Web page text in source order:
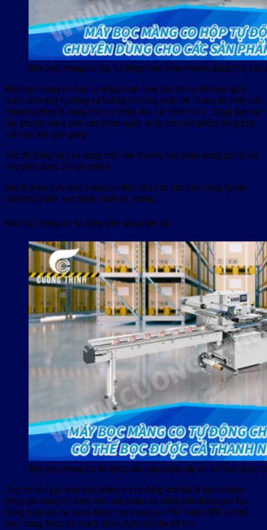
Máy bọc màng co hộp tự động hoàn toàn chuyên dùng cho các
Máy bọc màng co hộp tự động hoàn toàn cần có sự kết hợp giữa
máy cắt màng tự động và buồng co công suất lớn. Trong đó, máy cắt
màng tự động là dạng máy có phần dao cắt hình chữ L. Dòng dao cắt
này chuyên dùng cho sản phẩm ngắn, ví dụ như sản phẩm dạng hộp,
cần bọc kín, gọn gàng.
Tốc độ băng tải của dòng máy này thường cho phép đóng gói tối đa
mỗi phút được 25 sản phẩm.
Đây là dòng máy bọc màng co nhiệt phù hợp cho các công ty sản
xuất mỹ phẩm, kẹo bánh, sách vở, nhang,…
Máy bọc màng co tự động cho sản phẩm dài
Máy bọc màng co tự động cho sản phẩm dài có thể bọc được
Ứng với tên gọi, máy bọc màng co tự động khổ dài là dây chuyền
đóng gói màng co dành cho sản phẩm có chiều dài không giới hạn.
Dòng máy này sử dụng được cho màng co POF hoặc OPP, có thể
bọc màng được cả thanh nhôm định hình dài tới 6m.